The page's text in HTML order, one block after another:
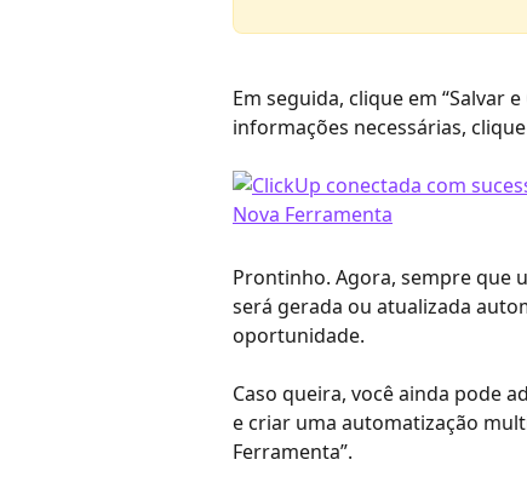
Em seguida, clique em “Salvar
informações necessárias,
Prontinho. Agora, sempre que
será gerada ou atualizada
oportunidade.
Caso queira, você ainda pode
e criar uma automatização
Ferramenta”.